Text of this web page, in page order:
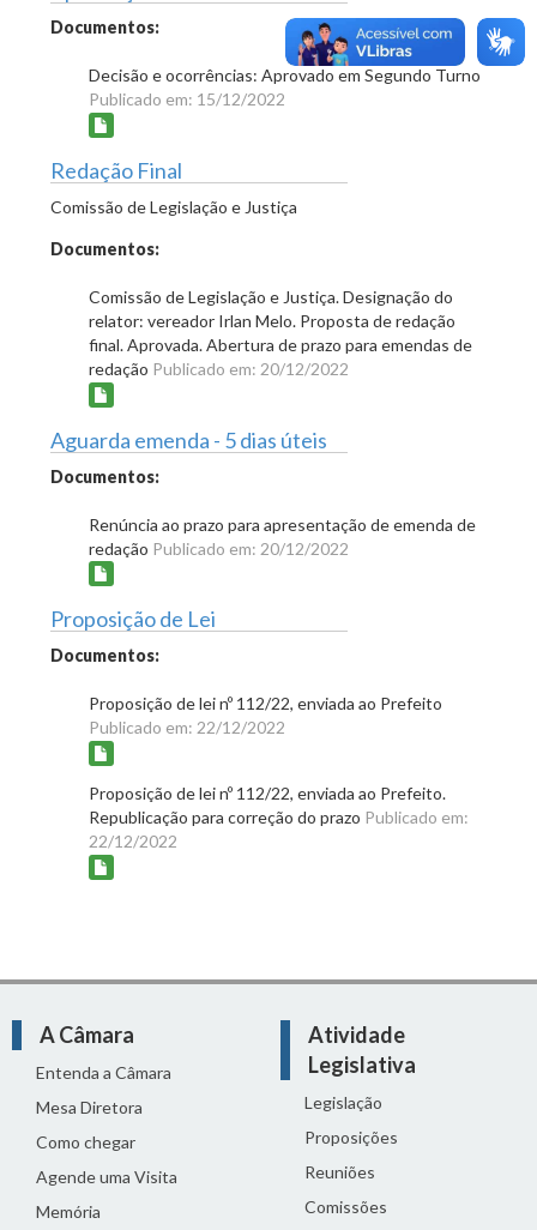
Documentos:
Decisão e ocorrências: Aprovado em Segundo Turno
Publicado em: 15/12/2022
Redação Final
Comissão de Legislação e Justiça
Documentos:
Comissão de Legislação e Justiça. Designação do
relator: vereador Irlan Melo. Proposta de redação
final. Aprovada. Abertura de prazo para emendas de
redação Publicado em: 20/12/2022
Aguarda emenda - 5 dias úteis
Documentos:
Renúncia ao prazo para apresentação de emenda de
redação Publicado em: 20/12/2022
Proposição de Lei
Documentos:
Proposição de lei nº 112/22, enviada ao Prefeito
Publicado em: 22/12/2022
Proposição de lei nº 112/22, enviada ao Prefeito.
Republicação para correção do prazo Publicado em:
22/12/2022
A Câmara
Entenda a Câmara
Mesa Diretora
Como chegar
Agende uma Visita
Memória
Atividade
Legislativa
Legislação
Proposições
Reuniões
Comissões